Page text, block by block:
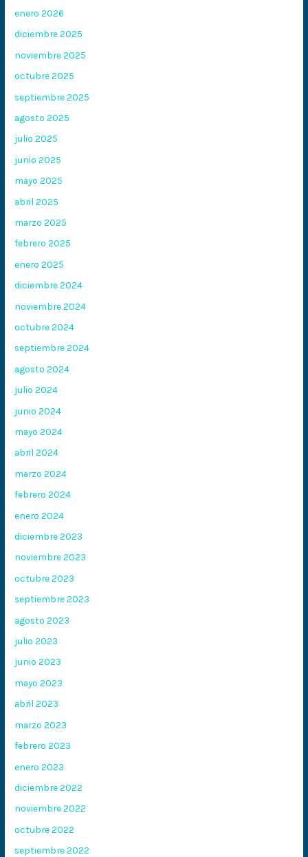
enero 2026
diciembre 2025
noviembre 2025
octubre 2025
septiembre 2025
agosto 2025
julio 2025
junio 2025
mayo 2025
abril 2025
marzo 2025
febrero 2025
enero 2025
diciembre 2024
noviembre 2024
octubre 2024
septiembre 2024
agosto 2024
julio 2024
junio 2024
mayo 2024
abril 2024
marzo 2024
febrero 2024
enero 2024
diciembre 2023
noviembre 2023
octubre 2023
septiembre 2023
agosto 2023
julio 2023
junio 2023
mayo 2023
abril 2023
marzo 2023
febrero 2023
enero 2023
diciembre 2022
noviembre 2022
octubre 2022
septiembre 2022